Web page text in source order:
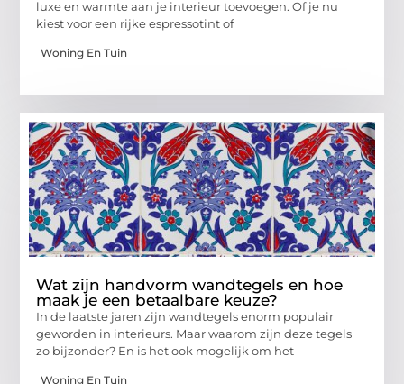
luxe en warmte aan je interieur toevoegen. Of je nu
kiest voor een rijke espressotint of
Woning En Tuin
Wat zijn handvorm wandtegels en hoe
maak je een betaalbare keuze?
In de laatste jaren zijn wandtegels enorm populair
geworden in interieurs. Maar waarom zijn deze tegels
zo bijzonder? En is het ook mogelijk om het
Woning En Tuin